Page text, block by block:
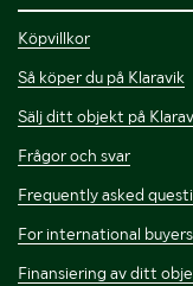
Köpvillkor
Så köper du på Klaravik
Sälj ditt objekt på
Frågor och svar
Frequently asked
For international buyers
Finansiering av ditt